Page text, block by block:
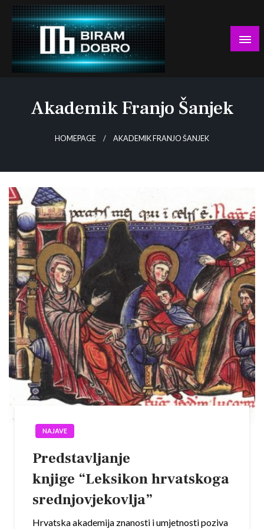
Skip
content
Akademik Franjo Šanjek
HOMEPAGE AKADEMIK FRANJO ŠANJEK
NAJAVE
Predstavljanje
knjige “Leksikon hrvatskoga
srednjovjekovlja”
Hrvatska akademija znanosti i umjetnosti poziva